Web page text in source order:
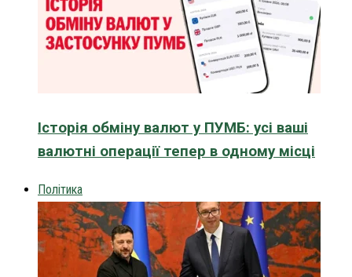
Історія обміну валют у ПУМБ: усі ваші
валютні операції тепер в одному місці
Політика